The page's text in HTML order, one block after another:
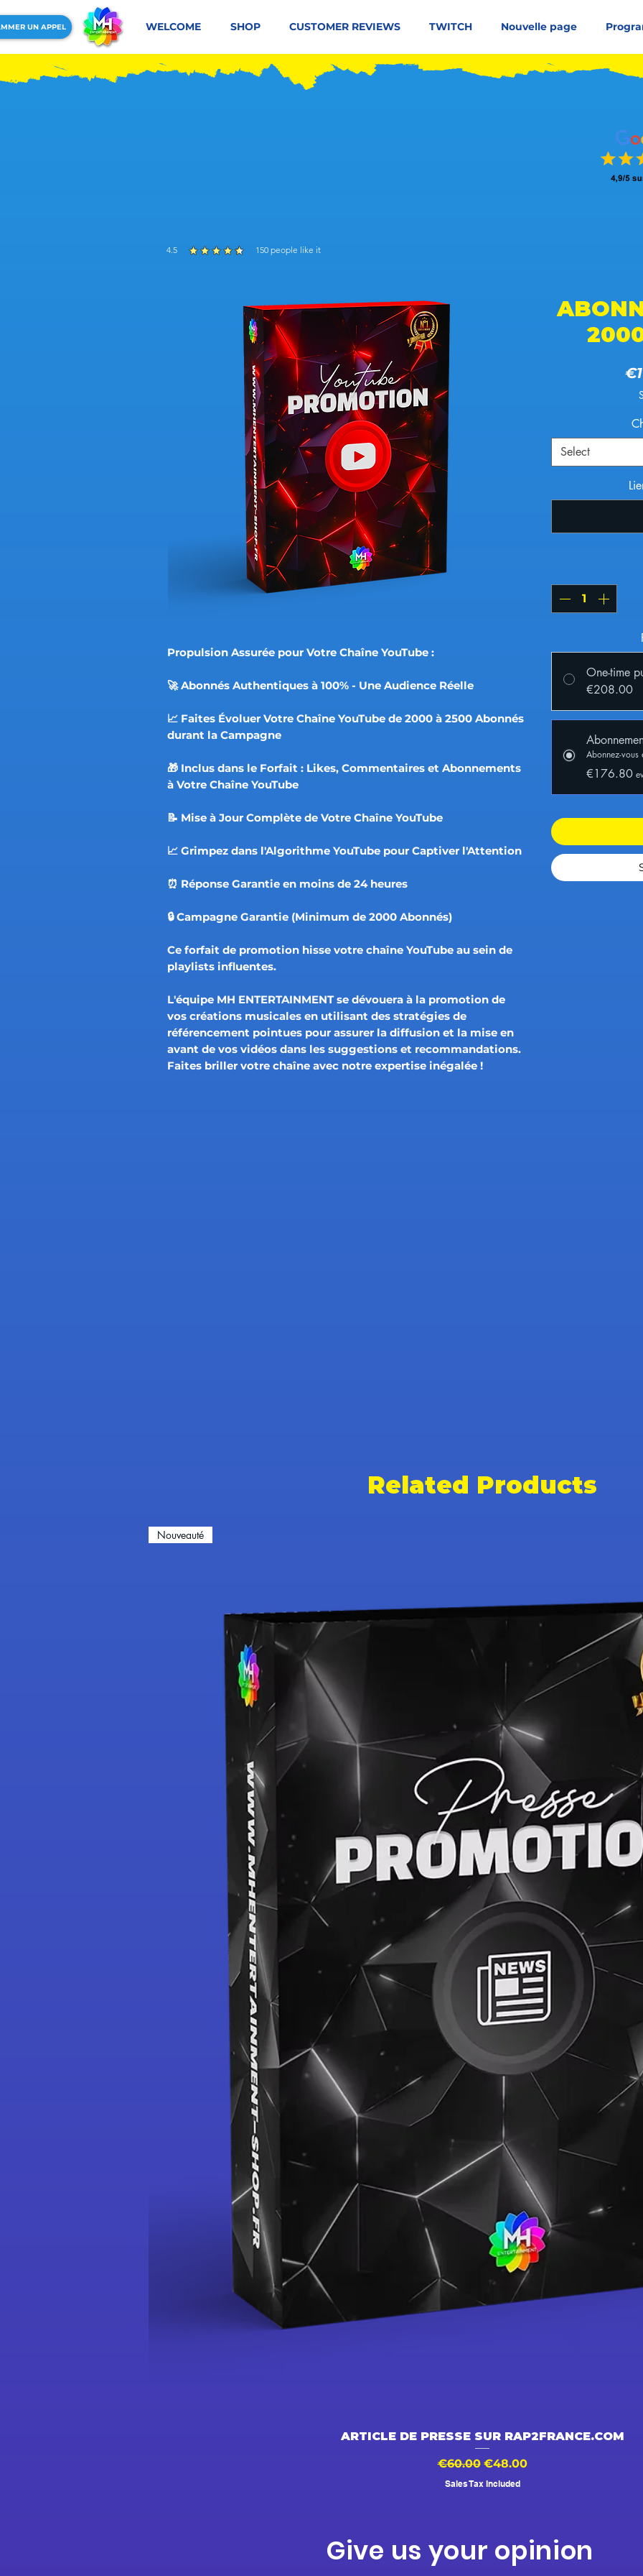
UN APPEL WELCOME SHOP CUSTOMER REVIEWS TWITCH Nouvelle page
4.5 150 people like it
average rating is 4.5 out of 5, based on 150 votes, people like it
Propulsion Assurée pour Votre Chaîne YouTube :
🚀 Abonnés Authentiques à 100% - Une Audience Réelle
📈 Faites Évoluer Votre Chaîne YouTube de 2000 à 2500 Abonnés
durant la Campagne
🎁 Inclus dans le Forfait : Likes, Commentaires et Abonnements
à Votre Chaîne YouTube
📝 Mise à Jour Complète de Votre Chaîne YouTube
📈 Grimpez dans l'Algorithme YouTube pour Captiver l'Attention
⏰ Réponse Garantie en moins de 24 heures
🔒 Campagne Garantie (Minimum de 2000 Abonnés)
Ce forfait de promotion hisse votre chaîne YouTube au sein de
playlists influentes.
L'équipe MH ENTERTAINMENT se dévouera à la promotion de
vos créations musicales en utilisant des stratégies de
référencement pointues pour assurer la diffusion et la mise en
avant de vos vidéos dans les suggestions et recommandations.
Faites briller votre chaîne avec notre expertise inégalée !
Select
One-time
€208.00
Abonnez-vous
€176.80
Related Products
Quick View
Nouveauté
ARTICLE DE PRESSE SUR RAP2FRANCE.COM
Regular Price
€60.00 Sale Price
€48.00
Sales Tax Included
Give us your opinion